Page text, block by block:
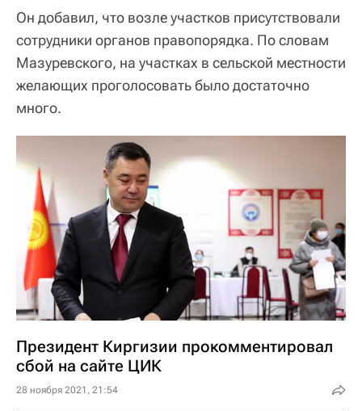
Он добавил, что возле участков присутствовали
сотрудники органов правопорядка. По словам
Мазуревского, на участках в сельской местности
желающих проголосовать было достаточно
много.
Президент Киргизии прокомментировал
сбой на сайте ЦИК
28 ноября 2021, 21:54